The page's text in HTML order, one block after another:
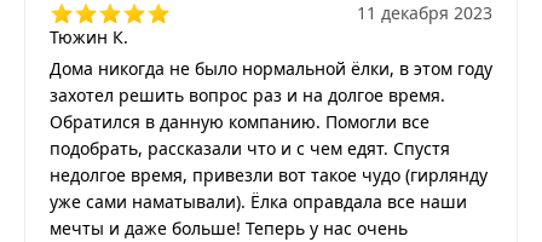
Тюжин К.
11 декабря 2023
Дома никогда не было нормальной ёлки, в этом году
захотел решить вопрос раз и на долгое время.
Обратился в данную компанию. Помогли все
подобрать, рассказали что и с чем едят. Спустя
недолгое время, привезли вот такое чудо (гирлянду
уже сами наматывали). Ёлка оправдала все наши
мечты и даже больше! Теперь у нас очень